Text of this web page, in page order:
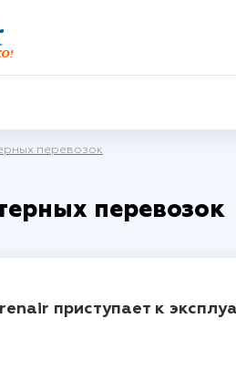
перевозок
перевозок
приступает к